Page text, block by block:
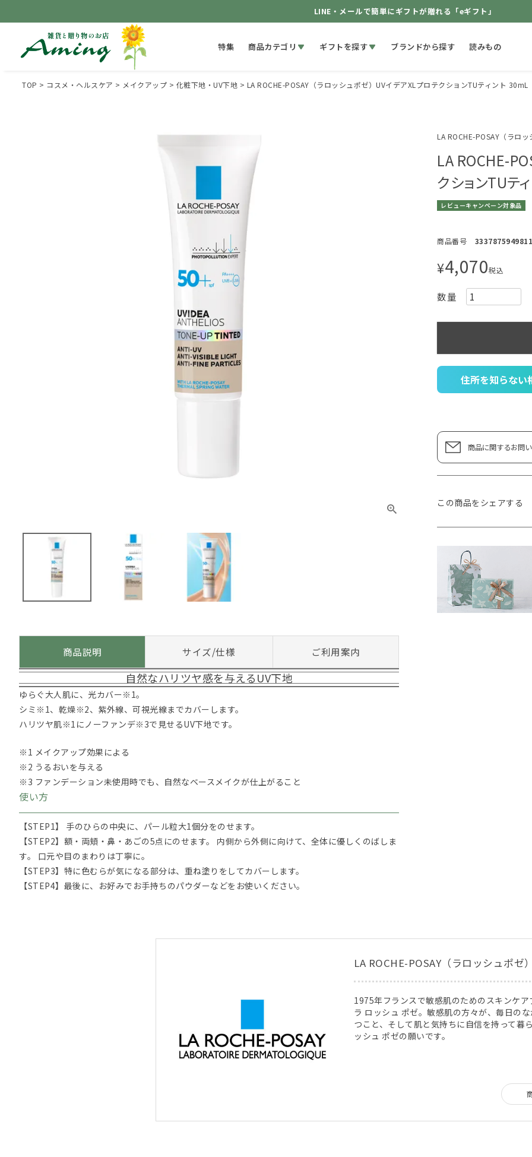
LINE・メールで簡単にギフトが贈れる「eギフト」
特集 商品カテゴリ ギフトを探す ブランドから探す 読みもの
TOP コスメ・ヘルスケア メイクアップ 化粧下地・UV下地 LA ROCHE-POSAY（ラロッシュポゼ）UVイデアXLプロテクションTUティント 30mL
商品説明 サイズ/仕様 ご利用案内
自然なハリツヤ感を与えるUV下地
ゆらぐ大人肌に、光カバー※1。
シミ※1、乾燥※2、紫外線、可視光線までカバーします。
ハリツヤ肌※1にノーファンデ※3で見せるUV下地です。
※1 メイクアップ効果による
※2 うるおいを与える
※3 ファンデーション未使用時でも、自然なベースメイクが仕上がること
使い方
【STEP1】 手のひらの中央に、パール粒大1個分をのせます。
【STEP2】額・両頬・鼻・あごの5点にのせます。 内側から外側に向けて、全体に優しくのばしま
す。 口元や目のまわりは丁寧に。
【STEP3】特に色むらが気になる部分は、重ね塗りをしてカバーします。
【STEP4】最後に、お好みでお手持ちのパウダーなどをお使いください。
LA ROCHE-POSAY（ラロッ
LA ROCHE-
クションTUテ
レビューキャンペーン対象品
商品番号 3337875949811
¥4,070税込
住所を知らない
商品に関するお問
この商品をシェアする
LA ROCHE-POSAY（ラロッシュポゼ）
1975年フランスで敏感肌のためのスキンケ
ラ ロッシュ ポゼ。敏感肌の方々が、毎日の
つこと、そして肌と気持ちに自信を持って暮
ッシュ ポゼの願いです。